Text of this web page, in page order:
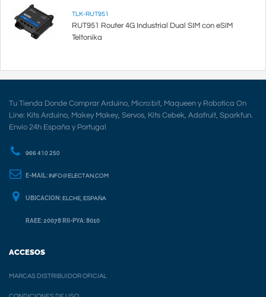
TLK-RUT951
RUT951 Router 4G Industrial Dual SIM con eSIM
Teltonika
Tu Tienda Donde Comprar Arduino, Micro:bit, Maqueen y Robotica On
Line: Kits Arduino, Makey Makey, Servos, Kits Cebek, Adafruit, Sparkfun.
Envio 24h España y Portugal
966 410 250
E-MAIL: INFO@ELECTAN.COM
UBICACION: ELCHE, ESPAÑA
RAEE: 20078 RII-PYA: 8010
ACCESOS
MARCAS DISTRIBUIDOR OFICIAL